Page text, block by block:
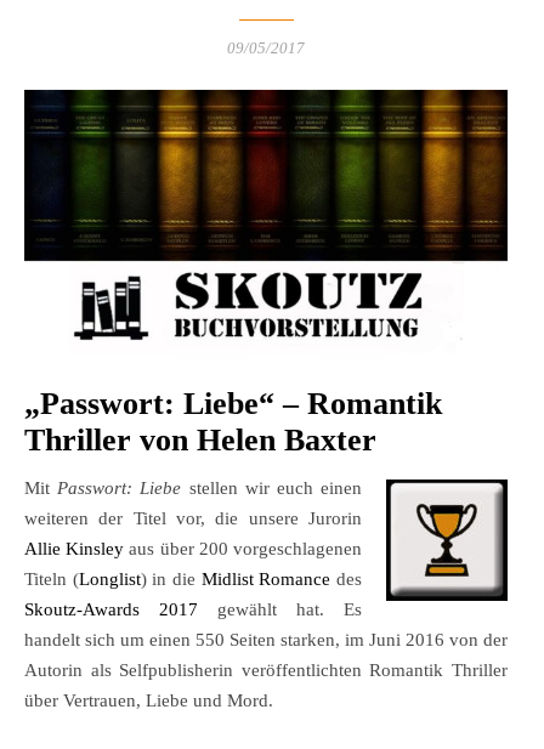
09/05/2017
„Passwort: Liebe“ – Romantik
Thriller von Helen Baxter
Mit Passwort: Liebe stellen wir euch einen
weiteren der Titel vor, die unsere Jurorin
Allie Kinsley aus über 200 vorgeschlagenen
Titeln (Longlist) in die Midlist Romance des
Skoutz-Awards 2017 gewählt hat. Es
handelt sich um einen 550 Seiten starken, im Juni 2016 von der
Autorin als Selfpublisherin veröffentlichten Romantik Thriller
über Vertrauen, Liebe und Mord.